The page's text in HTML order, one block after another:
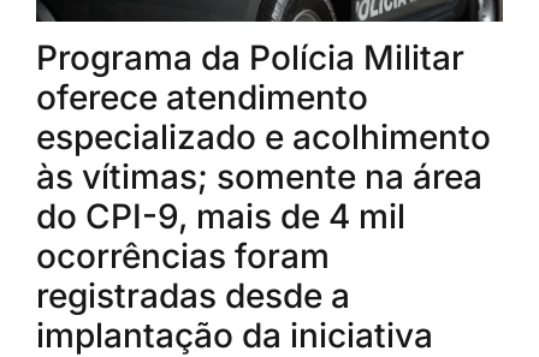
Programa da Polícia Militar
oferece atendimento
especializado e acolhimento
às vítimas; somente na área
do CPI-9, mais de 4 mil
ocorrências foram
registradas desde a
implantação da iniciativa